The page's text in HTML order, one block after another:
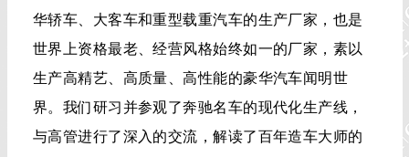
华轿车、大客车和重型载重汽车的生产厂家，也是
世界上资格最老、经营风格始终如一的厂家，素以
生产高精艺、高质量、高性能的豪华汽车闻明世
界。我们研习并参观了奔驰名车的现代化生产线，
与高管进行了深入的交流，解读了百年造车大师的